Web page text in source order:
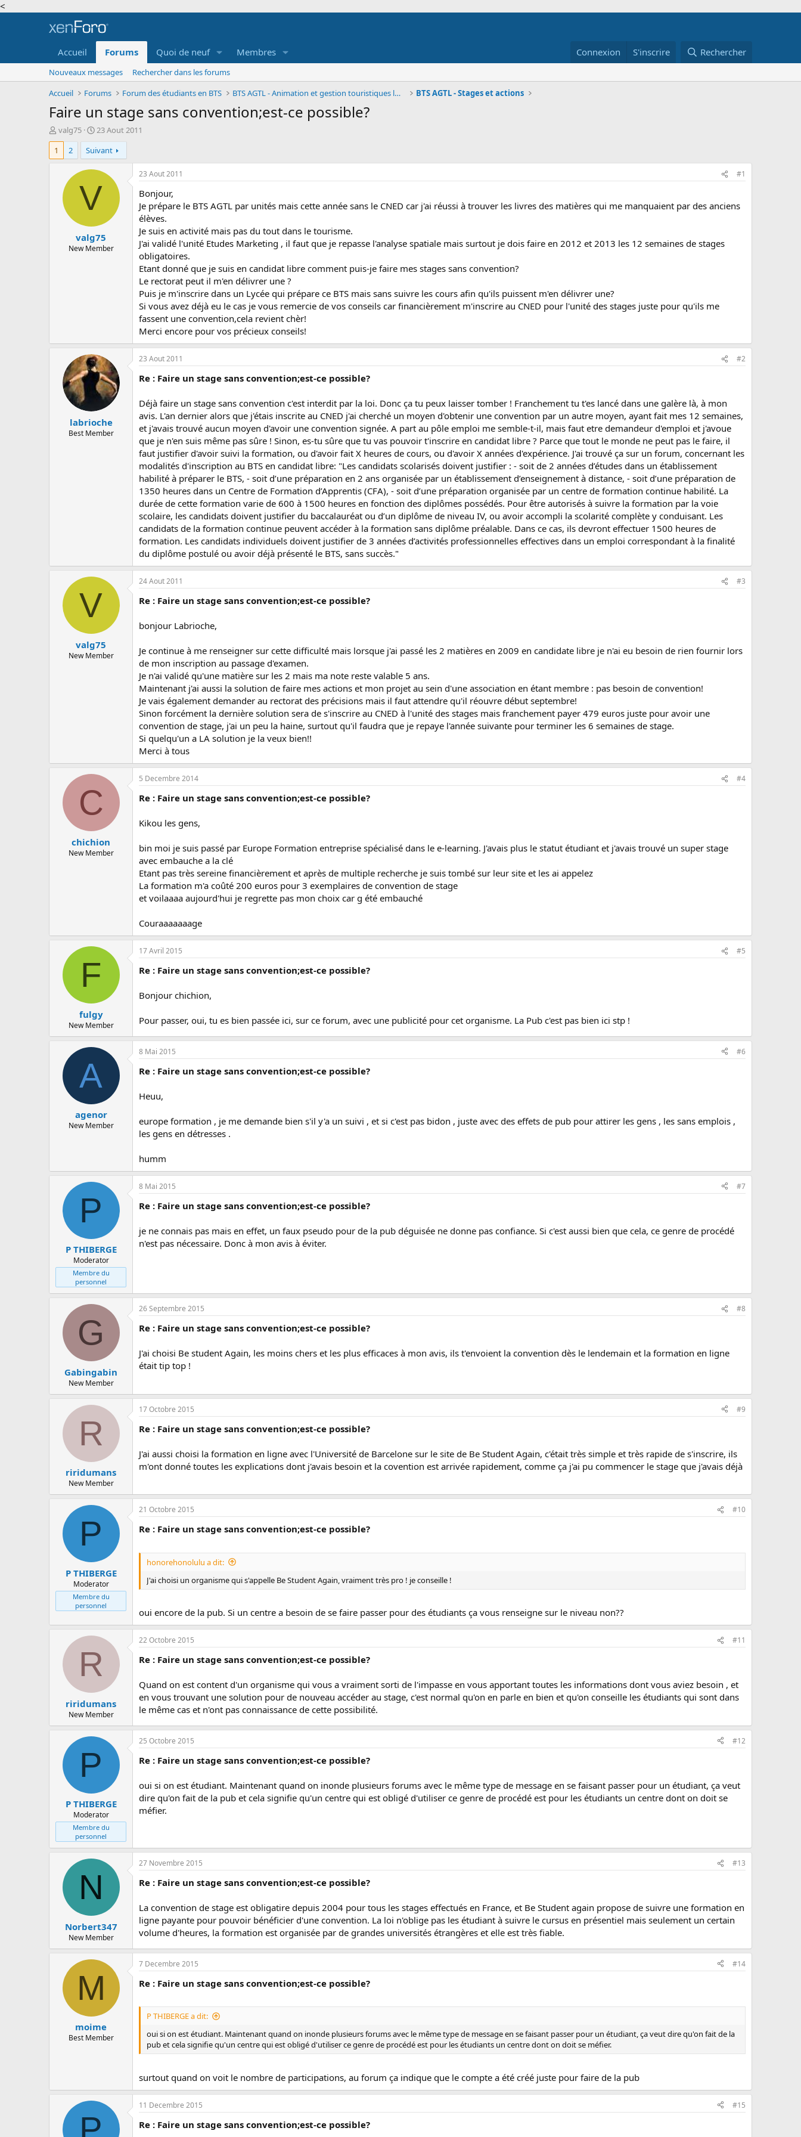
<
Accueil Forums Quoi de neuf Membres Connexion S'inscrire Rechercher
Nouveaux messages
Rechercher dans les forums
Accueil
Forums Forum des étudiants en BTS BTS AGTL - Animation et gestion touristiques local BTS AGTL - Stages et actions
Faire un stage sans convention;est-ce possible?
A
u
e
valg75
D
a
t
e
d
d
é
u
t
23 Aout 2011
1
2 Suivant
V
valg75
New Member
23 Aout 2011 #1
Bonjour,
Je prépare le BTS AGTL par unités mais cette année sans le CNED car j'ai réussi à trouver les livres des matières qui me manquaient par des anciens
élèves.
Je suis en activité mais pas du tout dans le tourisme.
J'ai validé l'unité Etudes Marketing , il faut que je repasse l'analyse spatiale mais surtout je dois faire en 2012 et 2013 les 12 semaines de stages
obligatoires.
Etant donné que je suis en candidat libre comment puis-je faire mes stages sans convention?
Le rectorat peut il m'en délivrer une ?
Puis je m'inscrire dans un Lycée qui prépare ce BTS mais sans suivre les cours afin qu'ils puissent m'en délivrer une?
Si vous avez déjà eu le cas je vous remercie de vos conseils car financièrement m'inscrire au CNED pour l'unité des stages juste pour qu'ils me
fassent une convention,cela revient chèr!
Merci encore pour vos précieux conseils!
labrioche
Best Member
23 Aout 2011 #2
Re : Faire un stage sans convention;est-ce possible?
Déjà faire un stage sans convention c'est interdit par la loi. Donc ça tu peux laisser tomber ! Franchement tu t'es lancé dans une galère là, à mon
avis. L'an dernier alors que j'étais inscrite au CNED j'ai cherché un moyen d'obtenir une convention par un autre moyen, ayant fait mes 12 semaines,
et j'avais trouvé aucun moyen d'avoir une convention signée. A part au pôle emploi me semble-t-il, mais faut etre demandeur d'emploi et j'avoue
que je n'en suis même pas sûre ! Sinon, es-tu sûre que tu vas pouvoir t'inscrire en candidat libre ? Parce que tout le monde ne peut pas le faire, il
faut justifier d'avoir suivi la formation, ou d'avoir fait X heures de cours, ou d'avoir X années d'expérience. J'ai trouvé ça sur un forum, concernant les
modalités d'inscription au BTS en candidat libre: "Les candidats scolarisés doivent justifier : - soit de 2 années d’études dans un établissement
habilité à préparer le BTS, - soit d’une préparation en 2 ans organisée par un établissement d’enseignement à distance, - soit d’une préparation de
1350 heures dans un Centre de Formation d’Apprentis (CFA), - soit d’une préparation organisée par un centre de formation continue habilité. La
durée de cette formation varie de 600 à 1500 heures en fonction des diplômes possédés. Pour être autorisés à suivre la formation par la voie
scolaire, les candidats doivent justifier du baccalauréat ou d’un diplôme de niveau IV, ou avoir accompli la scolarité complète y conduisant. Les
candidats de la formation continue peuvent accéder à la formation sans diplôme préalable. Dans ce cas, ils devront effectuer 1500 heures de
formation. Les candidats individuels doivent justifier de 3 années d’activités professionnelles effectives dans un emploi correspondant à la finalité
du diplôme postulé ou avoir déjà présenté le BTS, sans succès."
V
valg75
New Member
24 Aout 2011 #3
Re : Faire un stage sans convention;est-ce possible?
bonjour Labrioche,
Je continue à me renseigner sur cette difficulté mais lorsque j'ai passé les 2 matières en 2009 en candidate libre je n'ai eu besoin de rien fournir lors
de mon inscription au passage d'examen.
Je n'ai validé qu'une matière sur les 2 mais ma note reste valable 5 ans.
Maintenant j'ai aussi la solution de faire mes actions et mon projet au sein d'une association en étant membre : pas besoin de convention!
Je vais également demander au rectorat des précisions mais il faut attendre qu'il réouvre début septembre!
Sinon forcément la dernière solution sera de s'inscrire au CNED à l'unité des stages mais franchement payer 479 euros juste pour avoir une
convention de stage, j'ai un peu la haine, surtout qu'il faudra que je repaye l'année suivante pour terminer les 6 semaines de stage.
Si quelqu'un a LA solution je la veux bien!!
Merci à tous
C
chichion
New Member
5 Decembre 2014 #4
Re : Faire un stage sans convention;est-ce possible?
Kikou les gens,
bin moi je suis passé par Europe Formation entreprise spécialisé dans le e-learning. J'avais plus le statut étudiant et j'avais trouvé un super stage
avec embauche a la clé
Etant pas très sereine financièrement et après de multiple recherche je suis tombé sur leur site et les ai appelez
La formation m'a coûté 200 euros pour 3 exemplaires de convention de stage
et voilaaaa aujourd'hui je regrette pas mon choix car g été embauché
Couraaaaaaage
F
fulgy
New Member
17 Avril 2015 #5
Re : Faire un stage sans convention;est-ce possible?
Bonjour chichion,
Pour passer, oui, tu es bien passée ici, sur ce forum, avec une publicité pour cet organisme. La Pub c'est pas bien ici stp !
A
agenor
New Member
8 Mai 2015 #6
Re : Faire un stage sans convention;est-ce possible?
Heuu,
europe formation , je me demande bien s'il y'a un suivi , et si c'est pas bidon , juste avec des effets de pub pour attirer les gens , les sans emplois ,
les gens en détresses .
humm
P
P THIBERGE
Moderator
Membre du
personnel
8 Mai 2015 #7
Re : Faire un stage sans convention;est-ce possible?
je ne connais pas mais en effet, un faux pseudo pour de la pub déguisée ne donne pas confiance. Si c'est aussi bien que cela, ce genre de procédé
n'est pas nécessaire. Donc à mon avis à éviter.
G
Gabingabin
New Member
26 Septembre 2015 #8
Re : Faire un stage sans convention;est-ce possible?
J'ai choisi Be student Again, les moins chers et les plus efficaces à mon avis, ils t'envoient la convention dès le lendemain et la formation en ligne
était tip top !
R
riridumans
New Member
17 Octobre 2015 #9
Re : Faire un stage sans convention;est-ce possible?
J'ai aussi choisi la formation en ligne avec l'Université de Barcelone sur le site de Be Student Again, c'était très simple et très rapide de s'inscrire, ils
m'ont donné toutes les explications dont j'avais besoin et la covention est arrivée rapidement, comme ça j'ai pu commencer le stage que j'avais déjà
P
P THIBERGE
Moderator
Membre du
personnel
21 Octobre 2015 #10
Re : Faire un stage sans convention;est-ce possible?
honorehonolulu a dit:
J'ai choisi un organisme qui s'appelle Be Student Again, vraiment très pro ! je conseille !
oui encore de la pub. Si un centre a besoin de se faire passer pour des étudiants ça vous renseigne sur le niveau non??
R
riridumans
New Member
22 Octobre 2015 #11
Re : Faire un stage sans convention;est-ce possible?
Quand on est content d'un organisme qui vous a vraiment sorti de l'impasse en vous apportant toutes les informations dont vous aviez besoin , et
en vous trouvant une solution pour de nouveau accéder au stage, c'est normal qu'on en parle en bien et qu'on conseille les étudiants qui sont dans
le même cas et n'ont pas connaissance de cette possibilité.
P
P THIBERGE
Moderator
Membre du
personnel
25 Octobre 2015 #12
Re : Faire un stage sans convention;est-ce possible?
oui si on est étudiant. Maintenant quand on inonde plusieurs forums avec le même type de message en se faisant passer pour un étudiant, ça veut
dire qu'on fait de la pub et cela signifie qu'un centre qui est obligé d'utiliser ce genre de procédé est pour les étudiants un centre dont on doit se
méfier.
N
Norbert347
New Member
27 Novembre 2015 #13
Re : Faire un stage sans convention;est-ce possible?
La convention de stage est obligatire depuis 2004 pour tous les stages effectués en France, et Be Student again propose de suivre une formation en
ligne payante pour pouvoir bénéficier d'une convention. La loi n'oblige pas les étudiant à suivre le cursus en présentiel mais seulement un certain
volume d'heures, la formation est organisée par de grandes universités étrangères et elle est très fiable.
M
moime
Best Member
7 Decembre 2015 #14
Re : Faire un stage sans convention;est-ce possible?
P THIBERGE a dit:
oui si on est étudiant. Maintenant quand on inonde plusieurs forums avec le même type de message en se faisant passer pour un étudiant, ça veut dire qu'on fait de la
pub et cela signifie qu'un centre qui est obligé d'utiliser ce genre de procédé est pour les étudiants un centre dont on doit se méfier.
surtout quand on voit le nombre de participations, au forum ça indique que le compte a été créé juste pour faire de la pub
P
11 Decembre 2015 #15
Re : Faire un stage sans convention;est-ce possible?